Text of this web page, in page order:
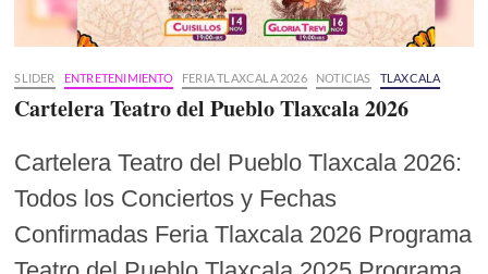
SLIDER ENTRETENIMIENTO FERIA TLAXCALA 2026 NOTICIAS TLAXCALA
Cartelera Teatro del Pueblo Tlaxcala 2026
Cartelera Teatro del Pueblo Tlaxcala 2026:
Todos los Conciertos y Fechas
Confirmadas Feria Tlaxcala 2026 Programa